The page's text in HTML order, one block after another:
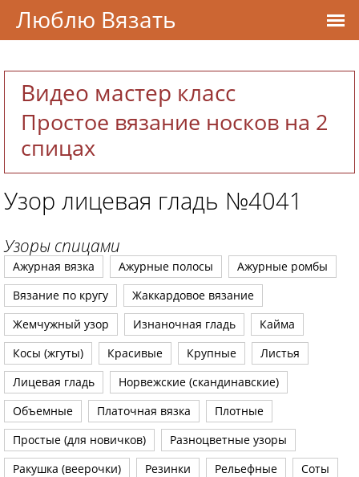
Видео мастер класс
Простое вязание носков на 2
спицах
Узор лицевая гладь №4041
Узоры спицами
Ажурная вязка Ажурные полосы
Ажурные ромбы
Вязание по кругу
Жаккардовое вязание
Жемчужный узор
Изнаночная гладь
Кайма
Косы (жгуты)
Красивые Крупные
Листья
Лицевая гладь
Норвежские (скандинавские)
Объемные
Платочная вязка
Плотные
Простые (для новичков)
Разноцветные узоры
Ракушка (веерочки)
Резинки Рельефные
Соты
Люблю Вязать